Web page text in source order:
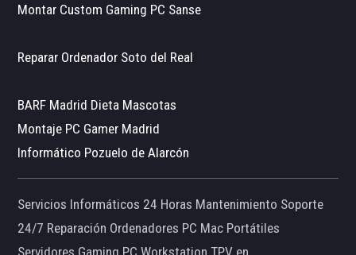
Montar Custom Gaming PC Sanse
Reparar Ordenador Soto del Real
BARF Madrid Dieta Mascotas
Montaje PC Gamer Madrid
Informático Pozuelo de Alarcón
Servicios Informáticos 24 Horas Mantenimiento Soporte
24/7 Reparación Ordenadores PC Mac Portátiles